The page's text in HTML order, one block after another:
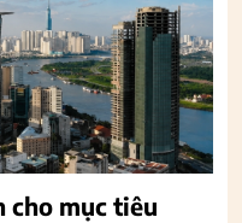
cho mục tiêu